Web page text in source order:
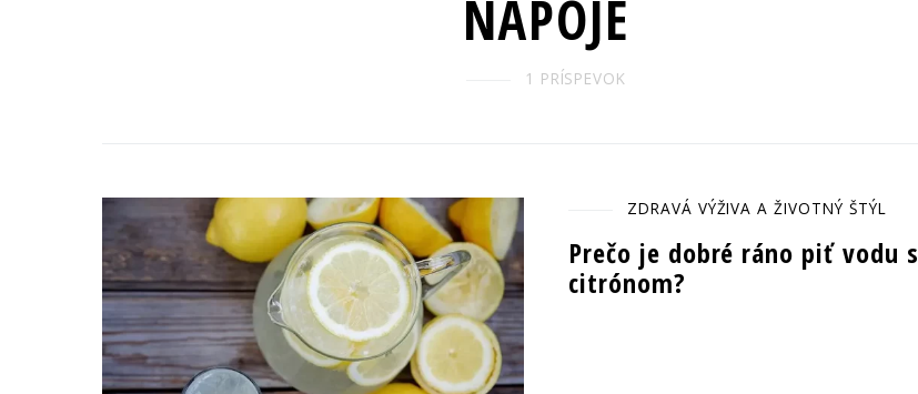
NÁPOJE
1 PRÍSPEVOK
ZDRAVÁ VÝŽIVA A ŽIVOTNÝ ŠTÝL
Prečo je dobré ráno piť vodu s
citrónom?